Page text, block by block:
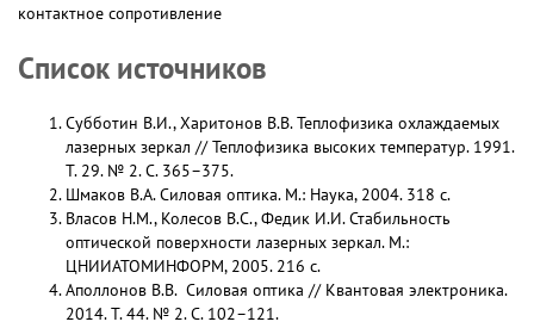
контактное сопротивление
Список источников
Субботин В.И., Харитонов В.В. Теплофизика охлаждаемых
лазерных зеркал // Теплофизика высоких температур. 1991.
Т. 29. № 2. С. 365–375.
Шмаков В.А. Силовая оптика. М.: Наука, 2004. 318 с.
Власов Н.М., Колесов В.С., Федик И.И. Стабильность
оптической поверхности лазерных зеркал. М.:
ЦНИИАТОМИНФОРМ, 2005. 216 с.
Аполлонов В.В. Силовая оптика // Квантовая электроника.
2014. Т. 44. № 2. С. 102–121.